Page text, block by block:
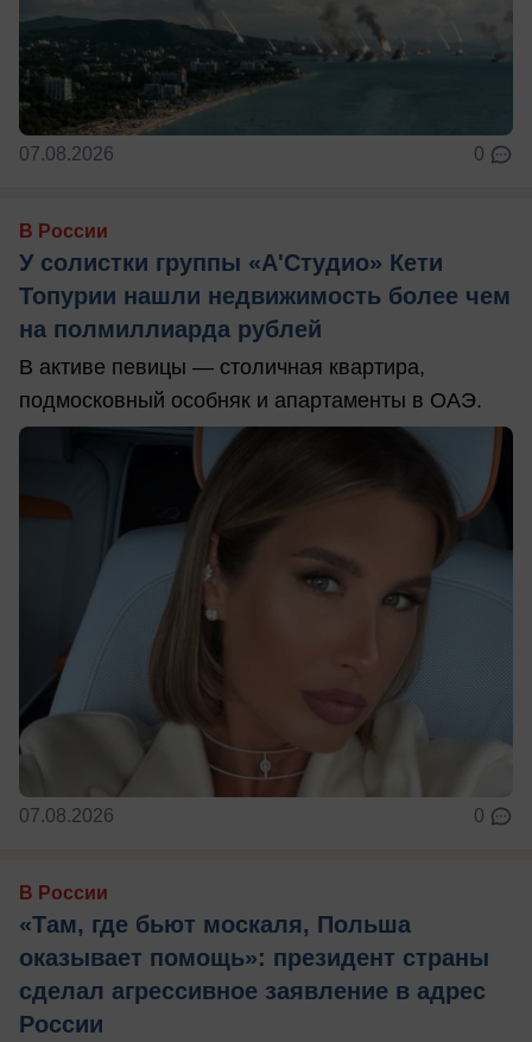
07.08.2026 0
В России
У солистки группы «А'Студио» Кети
Топурии нашли недвижимость более чем
на полмиллиарда рублей
В активе певицы — столичная квартира,
подмосковный особняк и апартаменты в ОАЭ.
07.08.2026 0
В России
«Там, где бьют москаля, Польша
оказывает помощь»: президент страны
сделал агрессивное заявление в адрес
России